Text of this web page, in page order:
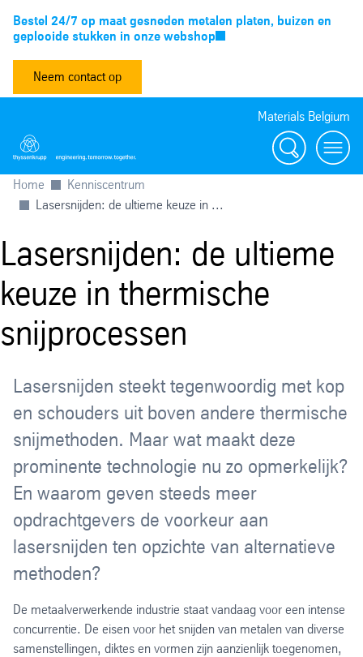
Bestel 24/7 op maat gesneden metalen platen, buizen en
geplooide stukken in onze webshop
Neem contact op
Materials Belgium
Zoeken Menu
Home
Kenniscentrum
Lasersnijden: de ultieme keuze in ...
Lasersnijden: de ultieme
keuze in thermische
snijprocessen
Lasersnijden steekt tegenwoordig met kop
en schouders uit boven andere thermische
snijmethoden. Maar wat maakt deze
prominente technologie nu zo opmerkelijk?
En waarom geven steeds meer
opdrachtgevers de voorkeur aan
lasersnijden ten opzichte van alternatieve
methoden?
De metaalverwerkende industrie staat vandaag voor een intense
concurrentie. De eisen voor het snijden van metalen van diverse
samenstellingen, diktes en vormen zijn aanzienlijk toegenomen,